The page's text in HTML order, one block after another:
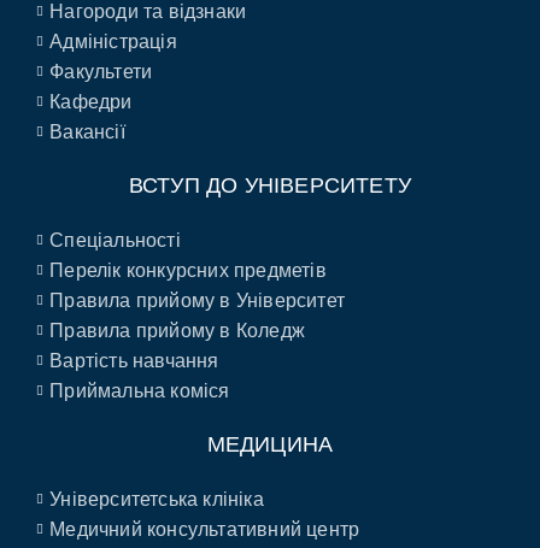
Нагороди та відзнаки
Адміністрація
Факультети
Кафедри
Вакансії
ВСТУП ДО УНІВЕРСИТЕТУ
Спеціальності
Перелік конкурсних предметів
Правила прийому в Університет
Правила прийому в Коледж
Вартість навчання
Приймальна коміся
МЕДИЦИНА
Університетська клініка
Медичний консультативний центр